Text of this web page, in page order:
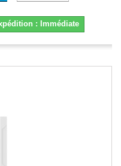
: Immédiate